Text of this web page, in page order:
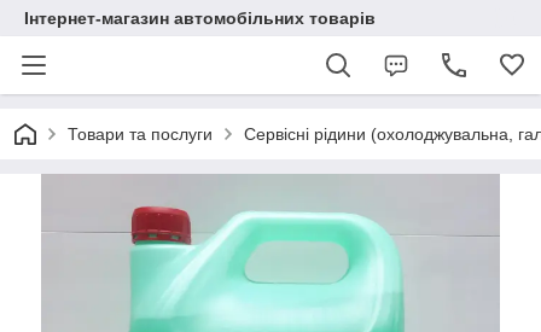
Інтернет-магазин автомобільних товарів
Товари та послуги Сервісні рідини (охолоджувальна,